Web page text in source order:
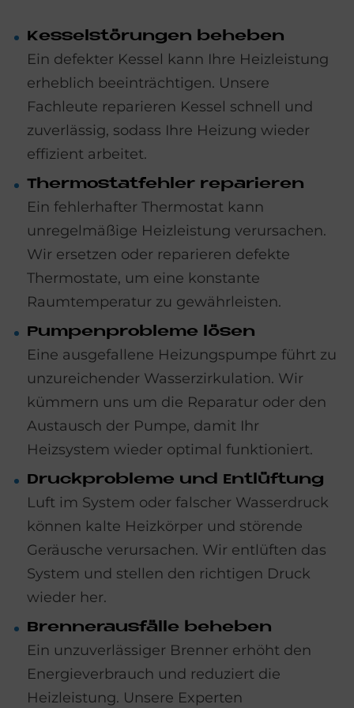
Kes­sel­stö­run­gen be­he­ben
Ein defekter Kessel kann Ihre Heizleistung
erheblich beeinträchtigen. Unsere
Fachleute reparieren Kessel schnell und
zuverlässig, sodass Ihre Heizung wieder
effizient arbeitet.
Ther­mo­stat­feh­ler re­pa­rie­ren
Ein fehlerhafter Thermostat kann
unregelmäßige Heizleistung verursachen.
Wir ersetzen oder reparieren defekte
Thermostate, um eine konstante
Raumtemperatur zu gewährleisten.
Pum­pen­pro­ble­me lö­sen
Eine ausgefallene Heizungspumpe führt zu
unzureichender Wasserzirkulation. Wir
kümmern uns um die Reparatur oder den
Austausch der Pumpe, damit Ihr
Heizsystem wieder optimal funktioniert.
Druck­pro­ble­me und Ent­lüf­tung
Luft im System oder falscher Wasserdruck
können kalte Heizkörper und störende
Geräusche verursachen. Wir entlüften das
System und stellen den richtigen Druck
wieder her.
Bren­ner­aus­fäl­le be­he­ben
Ein unzuverlässiger Brenner erhöht den
Energieverbrauch und reduziert die
Heizleistung. Unsere Experten